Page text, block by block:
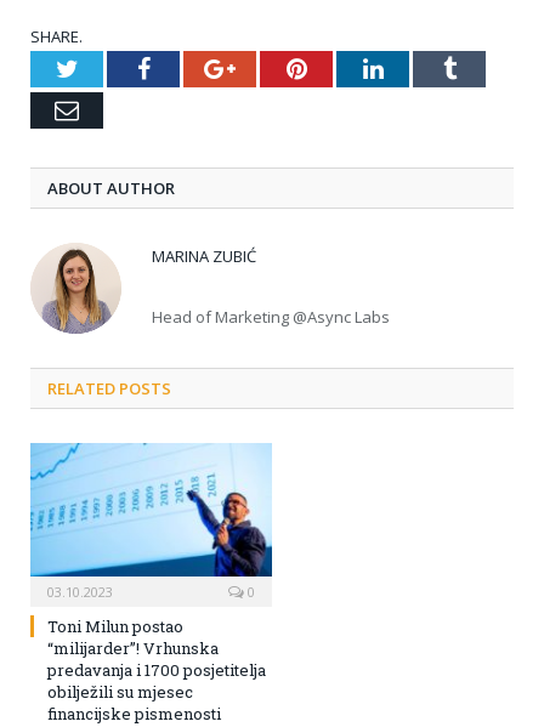
SHARE.
TwitterFacebookGoogle+PinterestLinkedInTumblr
Email
ABOUT AUTHOR
MARINA ZUBIĆ
Head of Marketing @Async Labs
RELATED POSTS
03.10.2023 0
Toni Milun postao
“milijarder”! Vrhunska
predavanja i 1700 posjetitelja
obilježili su mjesec
financijske pismenosti